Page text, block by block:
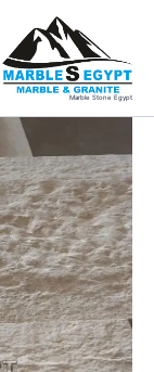
المحتوى
Marble Stone Egypt